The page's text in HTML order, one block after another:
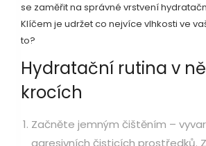
se zaměřit na správné vrstvení
Klíčem je udržet co nejvíce vlhkosti ve
to?
Hydratační rutina v
krocích
Začněte jemným čištěním –
agresivních čisticích prostředků.